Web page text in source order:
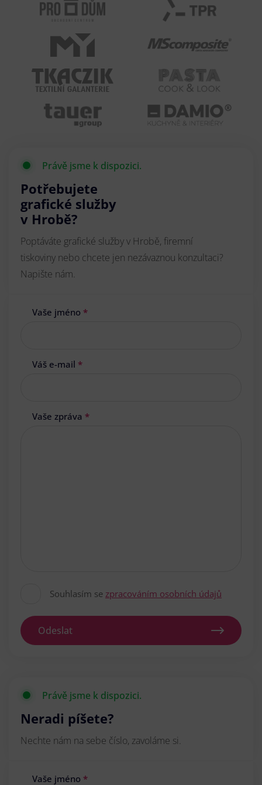
Právě jsme k dispozici.
Potřebujete
grafické služby
v Hrobě?
Poptáváte grafické služby v Hrobě, firemní
tiskoviny nebo chcete jen nezávaznou konzultaci?
Napište nám.
Vaše jméno *
Váš e-mail *
Vaše zpráva *
Souhlasím se zpracováním osobních údajů
Odeslat
Právě jsme k dispozici.
Neradi píšete?
Nechte nám na sebe číslo, zavoláme si.
Vaše jméno *